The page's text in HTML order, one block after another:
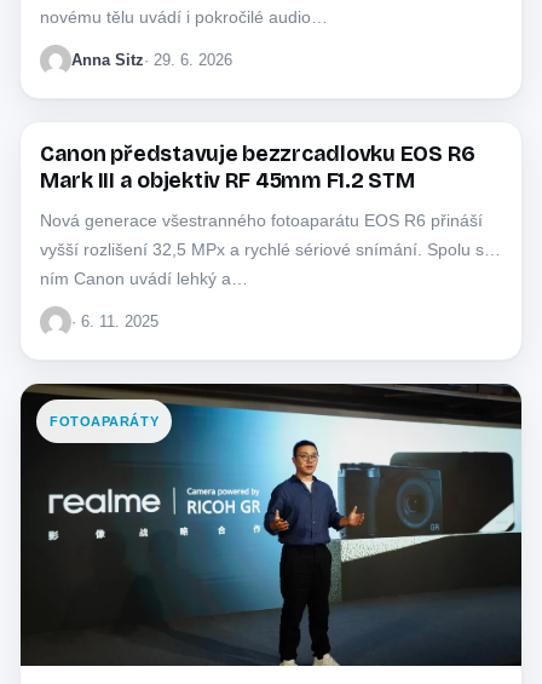
novému tělu uvádí i pokročilé audio…
Anna Sitz· 29. 6. 2026
CANON
Canon představuje bezzrcadlovku EOS R6
Mark III a objektiv RF 45mm F1.2 STM
Nová generace všestranného fotoaparátu EOS R6 přináší
vyšší rozlišení 32,5 MPx a rychlé sériové snímání. Spolu s
ním Canon uvádí lehký a…
· 6. 11. 2025
FOTOAPARÁTY